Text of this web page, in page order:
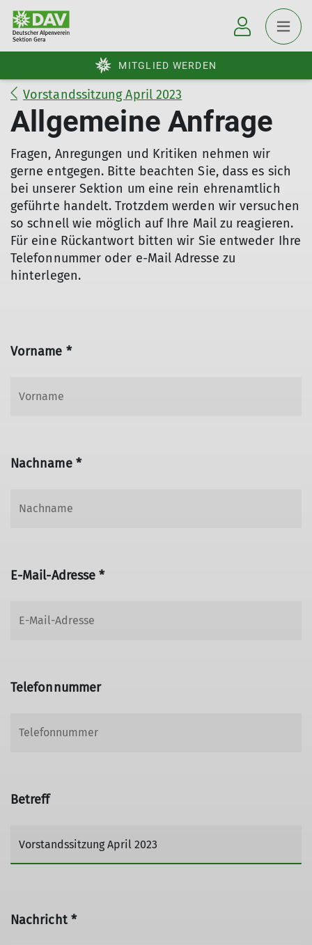
MITGLIED WERDEN
Vorstandssitzung April 2023
Allgemeine Anfrage
Fragen, Anregungen und Kritiken nehmen wir
gerne entgegen. Bitte beachten Sie, dass es sich
bei unserer Sektion um eine rein ehrenamtlich
geführte handelt. Trotzdem werden wir versuchen
so schnell wie möglich auf Ihre Mail zu reagieren.
Für eine Rückantwort bitten wir Sie entweder Ihre
Telefonnummer oder e-Mail Adresse zu
hinterlegen.
Vorname *
Nachname *
E-Mail-Adresse *
Telefonnummer
Betreff
Nachricht *